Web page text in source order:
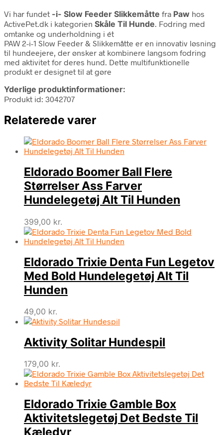
Vi har fundet -i- Slow Feeder Slikkemåtte fra Paw hos
ActivePet.dk i kategorien Skåle Til Hunde. Fodring med
omtanke og underholdning i ét
PAW 2-i-1 Slow Feeder & Slikkemåtte er en innovativ løsning
til hundeejere, der ønsker at kombinere langsom fodring
med aktivitet for deres hund. Dette multifunktionelle
produkt er designet til at gøre
Yderlige produktinformationer:
Produkt id: 3042707
Relaterede varer
Eldorado Boomer Ball Flere
Størrelser Ass Farver
Hundelegetøj Alt Til Hunden
399,00 kr.
Eldorado Trixie Denta Fun Legetov
Med Bold Hundelegetøj Alt Til
Hunden
49,00 kr.
Aktivity Solitar Hundespil
179,00 kr.
Eldorado Trixie Gamble Box
Aktivitetslegetøj Det Bedste Til
Kæledyr